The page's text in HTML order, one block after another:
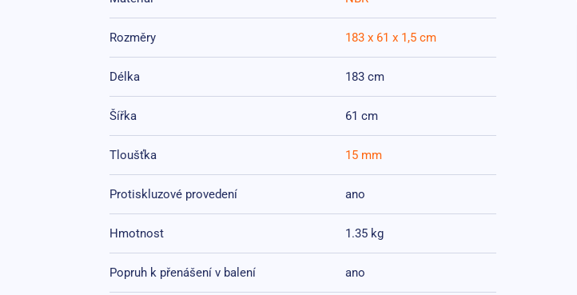
Rozměry 183 x 61 x 1,5 cm
Délka 183 cm
Šířka 61 cm
Tloušťka 15 mm
Protiskluzové provedení ano
Hmotnost 1.35 kg
Popruh k přenášení v balení ano